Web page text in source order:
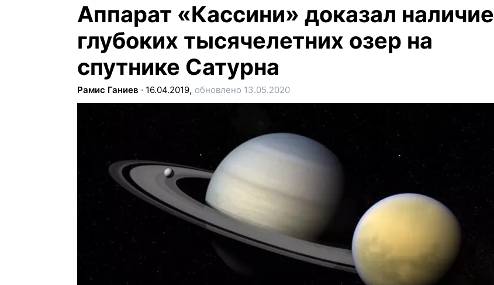
Аппарат «Кассини» доказал наличие
глубоких тысячелетних озер на
спутнике Сатурна
Рамис Ганиев ∙ 16.04.2019, обновлено 13.05.2020